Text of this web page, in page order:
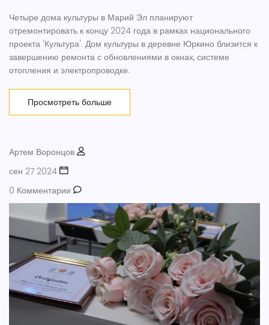
Четыре дома культуры в Марий Эл планируют
отремонтировать к концу 2024 года в рамках национального
проекта 'Культура'. Дом культуры в деревне Юркино близится к
завершению ремонта с обновлениями в окнах, системе
отопления и электропроводке.
Просмотреть больше
Артем Воронцов
сен 27 2024
0 Комментарии